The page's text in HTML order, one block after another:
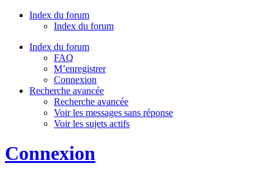
Index du forum
Index du forum
Index du forum
FAQ
M’enregistrer
Connexion
Recherche avancée
Recherche avancée
Voir les messages sans réponse
Voir les sujets actifs
Connexion